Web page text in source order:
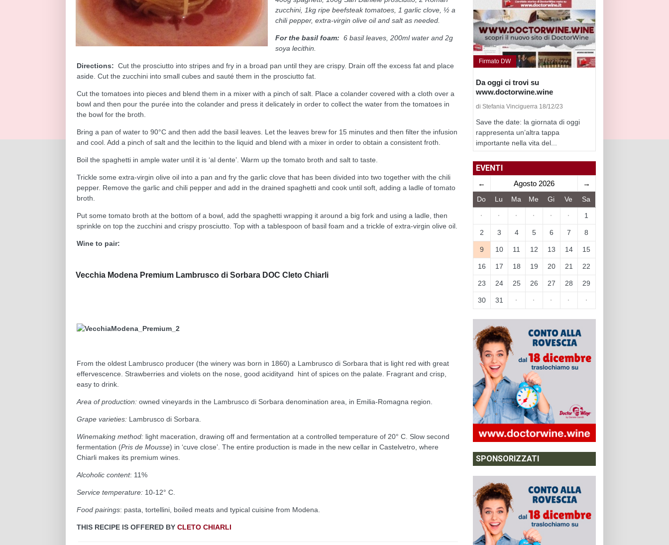
zucchini, 1kg ripe beefsteak tomatoes, 1 garlic clove, ½ a
chili pepper, extra-virgin olive oil and salt as needed.
For the basil foam: 6 basil leaves, 200ml water and 2g
soya lecithin.
Directions: Cut the prosciutto into stripes and fry in a broad pan until they are crispy. Drain off the excess fat and place
aside. Cut the zucchini into small cubes and sauté them in the prosciutto fat.
Cut the tomatoes into pieces and blend them in a mixer with a pinch of salt. Place a colander covered with a cloth over a
bowl and then pour the purée into the colander and press it delicately in order to collect the water from the tomatoes in
the bowl for the broth.
Bring a pan of water to 90°C and then add the basil leaves. Let the leaves brew for 15 minutes and then filter the infusion
and cool. Add a pinch of salt and the lecithin to the liquid and blend with a mixer in order to obtain a consistent froth.
Boil the spaghetti in ample water until it is ‘al dente’. Warm up the tomato broth and salt to taste.
Trickle some extra-virgin olive oil into a pan and fry the garlic clove that has been divided into two together with the chili
pepper. Remove the garlic and chili pepper and add in the drained spaghetti and cook until soft, adding a ladle of tomato
broth.
Put some tomato broth at the bottom of a bowl, add the spaghetti wrapping it around a big fork and using a ladle, then
sprinkle on top the zucchini and crispy prosciutto. Top with a tablespoon of basil foam and a trickle of extra-virgin olive oil.
Wine to pair:
Vecchia Modena Premium Lambrusco di Sorbara DOC Cleto Chiarli
From the oldest Lambrusco producer (the winery was born in 1860) a Lambrusco di Sorbara that is light red with great
effervescence. Strawberries and violets on the nose, good acidityand hint of spices on the palate. Fragrant and crisp,
easy to drink.
Area of production: owned vineyards in the Lambrusco di Sorbara denomination area, in Emilia-Romagna region.
Grape varieties: Lambrusco di Sorbara.
Winemaking method: light maceration, drawing off and fermentation at a controlled temperature of 20° C. Slow second
fermentation (Pris de Mousse) in ‘cuve close’. The entire production is made in the new cellar in Castelvetro, where
Chiarli makes its premium wines.
Alcoholic content: 11%
Service temperature: 10-12° C.
Food pairings: pasta, tortellini, boiled meats and typical cuisine from Modena.
THIS RECIPE IS OFFERED BY CLETO CHIARLI
Firmato DW
Da oggi ci trovi su
www.doctorwine.wine
di Stefania Vinciguerra 18/12/23
Save the date: la giornata di oggi
rappresenta un’altra tappa
importante nella vita del...
EVENTI
← Agosto 2026 →
Do Lu Ma Me Gi Ve Sa
· · · · · · 1
2 3 4 5 6 7 8
9 10 11 12 13 14 15
16 17 18 19 20 21 22
23 24 25 26 27 28 29
30 31 · · · · ·
SPONSORIZZATI